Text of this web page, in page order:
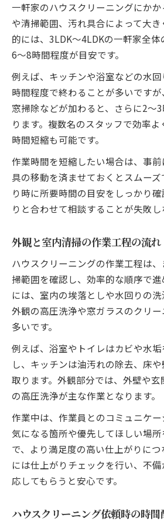
一軒家のハウスクリーニングにか
や清掃範囲、汚れ具合によって大
的には、3LDK～4LDKの一軒家全
6〜8時間程度が目安です。
例えば、キッチンや浴室などの水
時間程度で終わることが多いです
窓掃除などが加わると、さらに2〜
ります。複数名のスタッフで効率よ
時間短縮も可能です。
作業時間を短縮したい場合は、事
具の移動を済ませておくとスムーズ
り時に所要時間の目安をしっかり
りと合わせて相談することが失敗し
外観と室内清掃の作業工程の流れ
ハウスクリーニングの作業工程は
掃範囲を確認し、効率的な順序で
には、室内の埃落としや水回りの
外観の高圧洗浄や窓ガラスのクリ
多いです。
例えば、浴室やトイレはカビや水
し、キッチンは油汚れの除去、床
取ります。外観部分では、外壁や
の高圧洗浄が主な作業となります。
作業中は、作業員とのコミュニケー
気になる箇所や優先してほしい場
で、より満足度の高い仕上がりに
には仕上がりチェックを行い、不
応してもらうと安心です。
ハウスクリーニング依頼時の時